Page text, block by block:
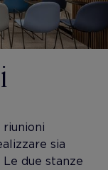
riunioni
sia
due stanze